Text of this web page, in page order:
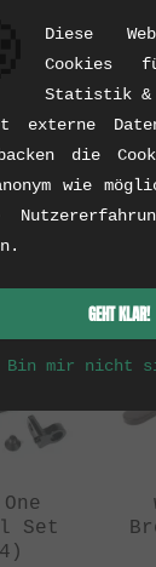
Set
Set
Diese
Cookies
Statistik &
externe
die
wie
GEHT KLAR!
Bin mir nicht